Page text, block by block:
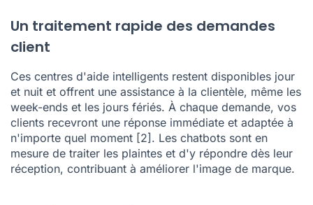
Un traitement rapide des demandes
client
Ces centres d'aide intelligents restent disponibles jour
et nuit et offrent une assistance à la clientèle, même les
week-ends et les jours fériés. À chaque demande, vos
clients recevront une réponse immédiate et adaptée à
n'importe quel moment [2] . Les chatbots sont en
mesure de traiter les plaintes et d'y répondre dès leur
réception, contribuant à améliorer l'image de marque.